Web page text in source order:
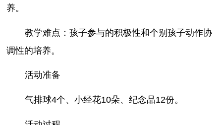
养。
教学难点：孩子参与的积极性和个别孩子动作协
调性的培养。
活动准备
气排球4个、小经花10朵、纪念品12份。